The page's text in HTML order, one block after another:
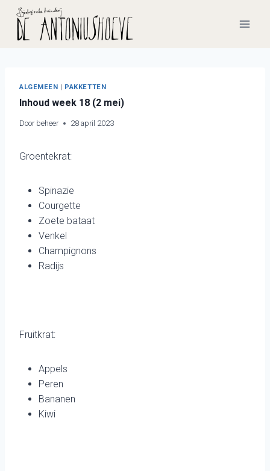
Doorgaan
naar
inhoud
ALGEMEEN | PAKKETTEN
Inhoud week 18 (2 mei)
Door beheer 28 april 2023
Groentekrat:
Spinazie
Courgette
Zoete bataat
Venkel
Champignons
Radijs
Fruitkrat:
Appels
Peren
Bananen
Kiwi